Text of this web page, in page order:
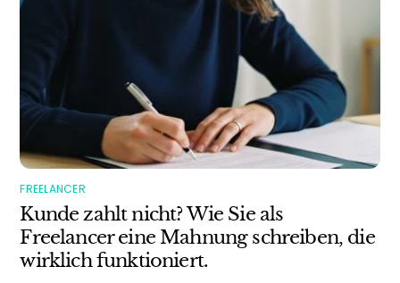
FREELANCER
Kunde zahlt nicht? Wie Sie als
Freelancer eine Mahnung schreiben, die
wirklich funktioniert.